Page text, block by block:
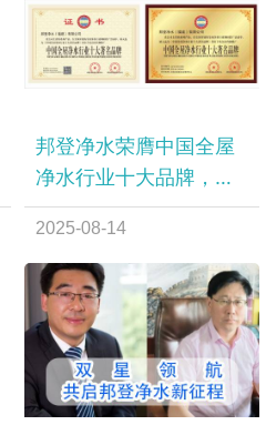
邦登净水荣膺中国全屋
净水行业十大品牌，树
立行业新标杆
2025-08-14